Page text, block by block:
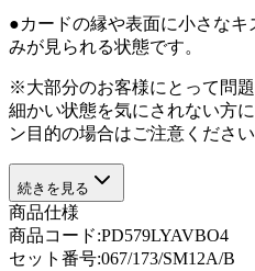
●カードの縁や表面に小さな
みが見られる状態です。
※大部分のお客様にとって問
細かい状態を気にされない方
ン目的の場合はご注意ください
続きを見る
商品仕様
商品コード:PD579LYAVBO4
セット番号:067/173/SM12A/B